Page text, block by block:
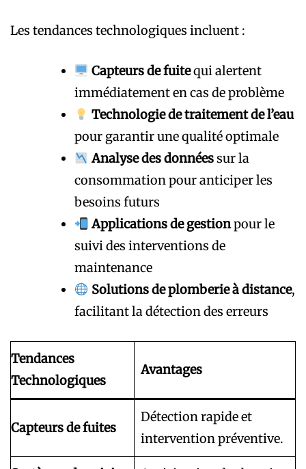
Les tendances technologiques incluent :
Capteurs de fuitequi alertent
immédiatement en cas de problème
Technologie de traitement de l’eau
pour garantir une qualité optimale
Analyse des donnéessur la
consommation pour anticiper les
besoins futurs
Applications de gestionpour le
suivi des interventions de
maintenance
Solutions de plomberie à distance,
facilitant la détection des erreurs
Tendances
Technologiques
Avantages
Capteurs de fuites
Détection rapide et
intervention préventive.